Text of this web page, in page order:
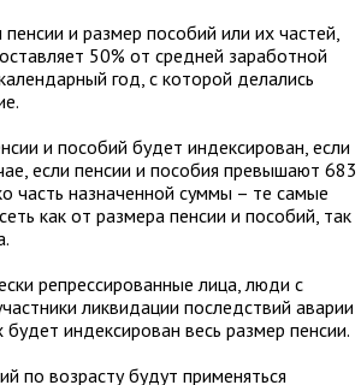
и размер пособий или их частей,
50% от средней заработной
год, с которой делались
и пособий будет индексирован, если
если пенсии и пособия превышают 683
часть назначенной суммы – те самые
как от размера пенсии и пособий, так
репрессированные лица, люди с
ликвидации последствий аварии
индексирован весь размер пенсии.
по возрасту будут применяться